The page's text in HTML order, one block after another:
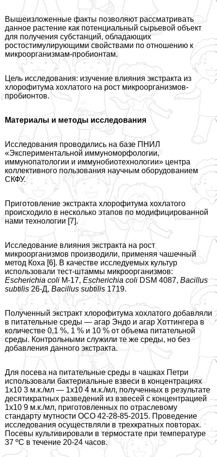
Вышеизложенные факты позволяют рассматривать
данное растение как потенциальный сырьевой объект
для получения субстанций, обладающих
ростостимулирующими свойствами по отношению к
микроорганизмам-пробионтам.
Цель исследования: изучение влияния экстpaкта из
хлорофитума хохлатого на рост микроорганизмов-
пробионтов.
Материалы и методы исследования
Исследования проводились на базе ПНИЛ
«Экспериментальной иммуноморфологии,
иммунопатологии и иммунобиотехнологии» центра
коллективного пользования научным оборудованием
СКФУ.
Приготовление экстpaкта хлорофитума хохлатого
происходило в несколько этапов по модифицированной
нами технологии [7].
Исследование влияния экстpaкта на рост
микроорганизмов производили, применяя чашечный
метод Коха [6]. В качестве исследуемых культур
использовали тест-штаммы микроорганизмов:
Escherichia coli М-17, Escherichia coli DSM 4087, Bacillus
subtilis26-Д, Bacillus subtilis 1719.
Полученный экстpaкт хлорофитума хохлатого добавляли
в питательные среды — агар Эндо и агар Хоттингера в
количестве 0,1 %, 1 % и 10 % от объема питательной
среды. Контрольными служили те же среды, но без
добавления данного экстpaкта.
Для посева на питательные среды в чашках Петри
использовали бактериальные взвеси в концентрациях
1х10 3 м.к./мл — 1х10 4 м.к./мл, полученных в результате
десятикратных разведений из взвесей с концентрацией
1х10 9 м.к./мл, приготовленных по отраслевому
стандарту мутности ОСО 42-28-85-2015. Проведение
исследования осуществляли в трехкратных повторах.
Посевы культивировали в термостате при температуре
37 ºС в течение 20-24 часов.